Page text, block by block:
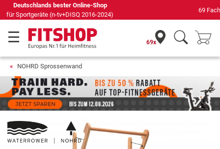
69 Fachmärkte vor Ort mit 75 eigenen Servicetechnikern
69x
NOHRD Sprossenwand